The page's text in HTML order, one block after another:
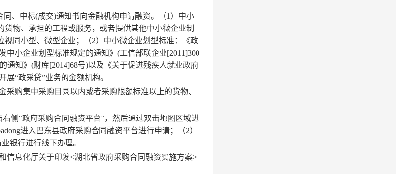
、中标(成交)通知书向金融机构申请融资。（1）中小
物、承担的工程或服务，或者提供其他中小微企业制
同小型、微型企业；（2）中小微企业划型标准：《政
中小企业划型标准规定的通知》(工信部联企业[2011]300
通知》(财库[2014]68号)以及《关于促进残疾人就业政府
展“政采贷”业务的金额机构。
购集中采购目录以内或者采购限额标准以上的货物、
侧“政府采购合同融资平台”，然后通过双击地图区域进
进入巴东县政府采购合同融资平台进行申请；（2）
银行进行线下办理。
信息化厅关于印发<湖北省政府采购合同融资实施方案>